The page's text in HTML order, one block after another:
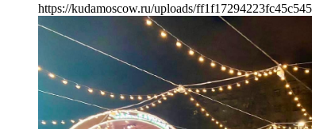
https://kudamoscow.ru/uploads/